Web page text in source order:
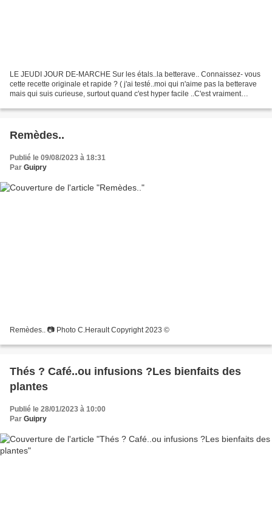
LE JEUDI JOUR DE-MARCHE Sur les étals..la betterave.. Connaissez- vous
cette recette originale et rapide ? ( j'ai testé..moi qui n'aime pas la betterave
mais qui suis curieuse, surtout quand c'est hyper facile ..C'est vraiment
Remèdes..
Publié le 09/08/2023 à 18:31
Par Guipry
Remèdes.. 📷 Photo C.Herault Copyright 2023 ©
Thés ? Café..ou infusions ?Les bienfaits des
plantes
Publié le 28/01/2023 à 10:00
Par Guipry